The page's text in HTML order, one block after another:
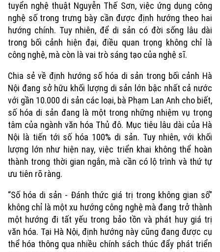
Thời sự
Hà Nội
Chính trị
Xã hội
An ninh trật tự
Công nghệ
Hà Nội
Người Hà Nội
Khoảnh khắc Hà Nội
Ẩm thực
Tin tức
Quân sự
Hồ sơ
Người Việt 4 phương
Kinh tế
Tin tức
Cafe sáng
Tài chính Ngân hàng
Doanh nghiệp
Nhà đất
Tin tức
Đầu tư
Căn hộ
Đất đai
Kinh nghiệm
Tàu và Xe
Ô tô
Tàu
Xe máy
Thị trường
Giáo dục
Tin tức
Tuyển sinh
Văn hóa
Tin tức
Sức khỏe
tuyển nghệ thuật Nguyễn Thế Sơn, việc ứng dụng công
nghệ số trong trưng bày cần được định hướng theo hai
hướng chính. Tuy nhiên, để di sản có đời sống lâu dài
trong bối cảnh hiện đại, điều quan trọng không chỉ là
công nghệ, mà còn là vai trò sáng tạo của nghệ sĩ.
Chia sẻ về định hướng số hóa di sản trong bối cảnh Hà
Nội đang sở hữu khối lượng di sản lớn bậc nhất cả nước
với gần 10.000 di sản các loại, bà Phạm Lan Anh cho biết,
số hóa di sản đang là một trong những nhiệm vụ trọng
tâm của ngành văn hóa Thủ đô. Mục tiêu lâu dài của Hà
Nội là tiến tới số hóa 100% di sản. Tuy nhiên, với khối
lượng lớn như hiện nay, việc triển khai không thể hoàn
thành trong thời gian ngắn, mà cần có lộ trình và thứ tự
ưu tiên rõ ràng.
“Số hóa di sản - Đánh thức giá trị trong không gian số”
không chỉ là một xu hướng công nghệ mà đang trở thành
một hướng đi tất yếu trong bảo tồn và phát huy giá trị
văn hóa. Tại Hà Nội, định hướng này cũng đang được cụ
thể hóa thông qua nhiều chính sách thúc đẩy phát triển